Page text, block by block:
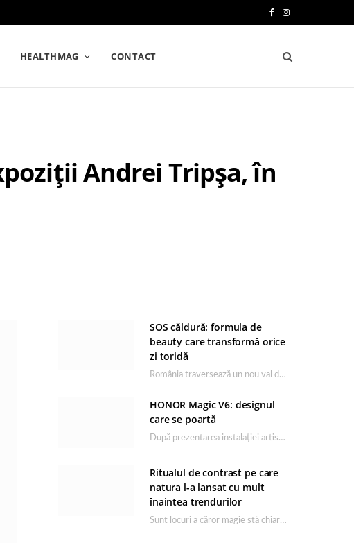
e
I
s
t
HEALTHMAG CONTACT
Andrei Tripșa, în
SOS căldură: formula de
beauty care transformă orice
zi toridă
România traversează un nou val de căldură, iar rutina de îngrijire capătă un rol esențial…
HONOR Magic V6: designul
care se poartă
După prezentarea instalației artistice semnată de Catrinel Săbăciag în cadrul evenimentului de lansare HONOR Magic…
Ritualul de contrast pe care
natura l-a lansat cu mult
înaintea trendurilor
Sunt locuri a căror magie stă chiar în firea lor naturală, iar Lacul Ursu din…